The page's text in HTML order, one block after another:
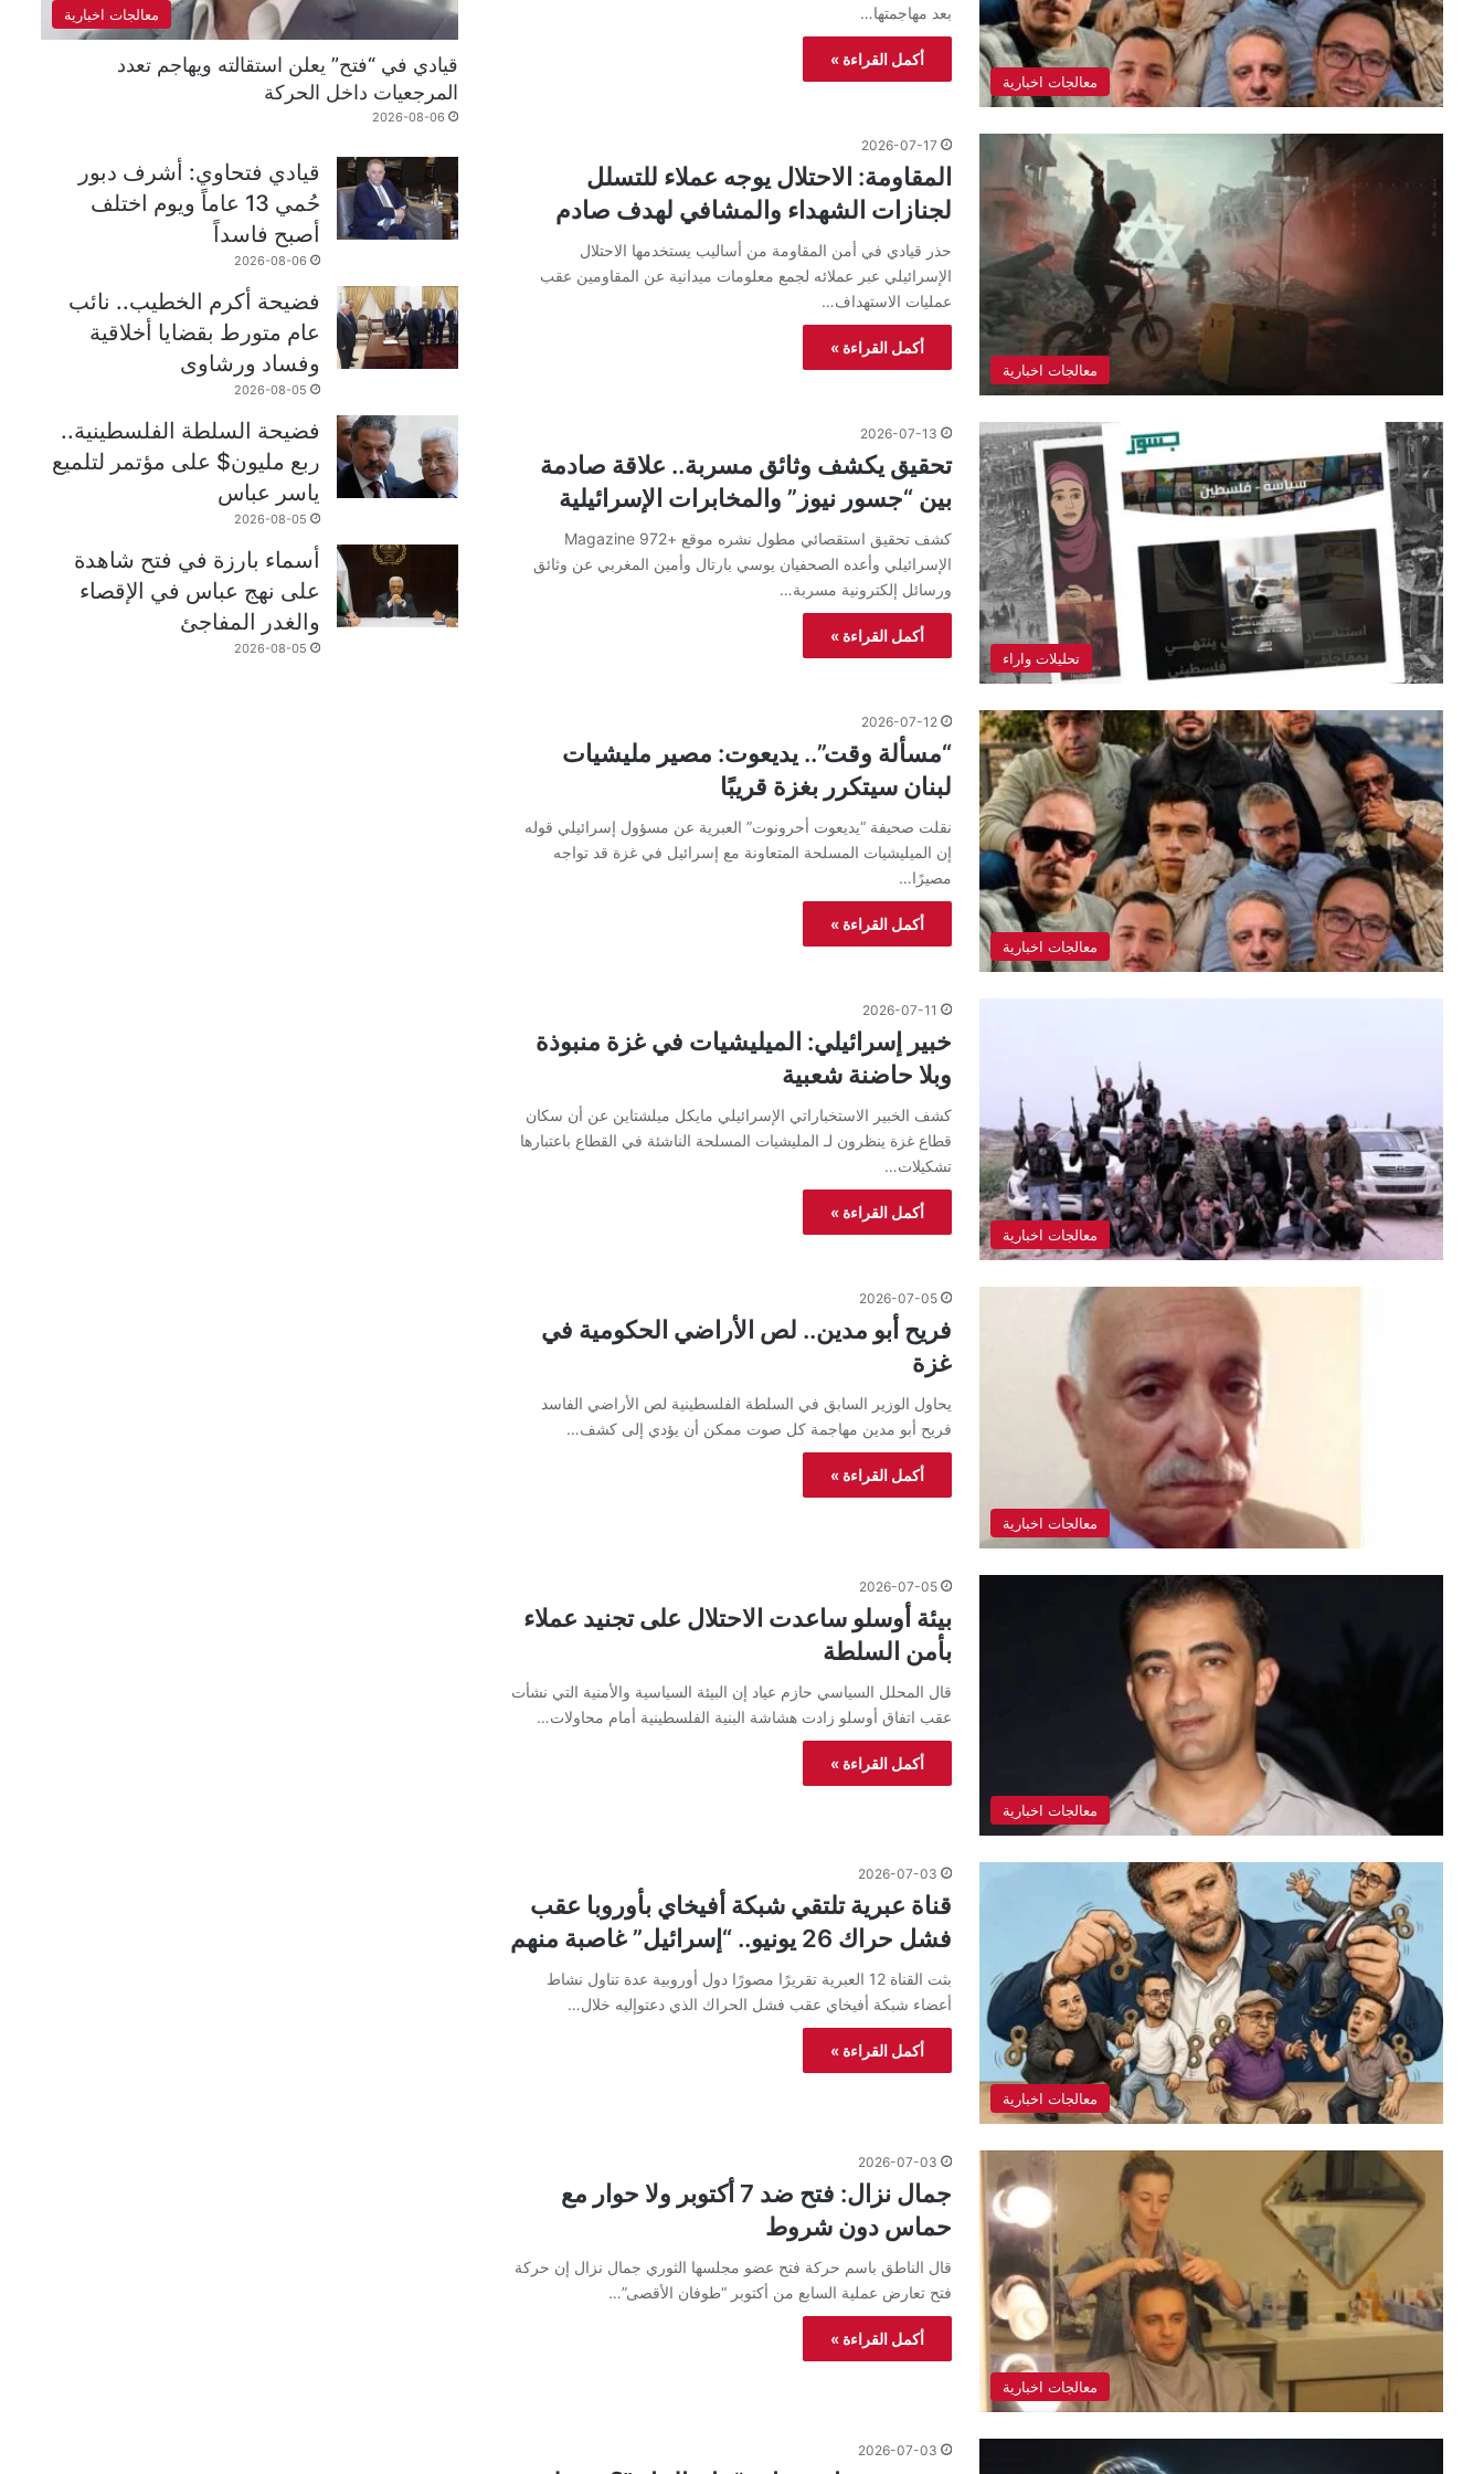
معالجات اخبارية
بعد مهاجمتها…
أكمل القراءة »
معالجات اخبارية
2026-07-17
المقاومة: الاحتلال يوجه عملاء للتسلل
لجنازات الشهداء والمشافي لهدف صادم
حذر قيادي في أمن المقاومة من أساليب يستخدمها الاحتلال
الإسرائيلي عبر عملائه لجمع معلومات ميدانية عن المقاومين عقب
عمليات الاستهداف…
أكمل القراءة »
تحليلات واراء
2026-07-13
تحقيق يكشف وثائق مسربة.. علاقة صادمة
بين “جسور نيوز” والمخابرات الإسرائيلية
كشف تحقيق استقصائي مطول نشره موقع +972 Magazine
الإسرائيلي وأعده الصحفيان يوسي بارتال وأمين المغربي عن وثائق
ورسائل إلكترونية مسربة…
أكمل القراءة »
معالجات اخبارية
2026-07-12
“مسألة وقت”.. يديعوت: مصير مليشيات
لبنان سيتكرر بغزة قريبًا
نقلت صحيفة “يديعوت أحرونوت” العبرية عن مسؤول إسرائيلي قوله
إن الميليشيات المسلحة المتعاونة مع إسرائيل في غزة قد تواجه
مصيرًا…
أكمل القراءة »
معالجات اخبارية
2026-07-11
خبير إسرائيلي: الميليشيات في غزة منبوذة
وبلا حاضنة شعبية
كشف الخبير الاستخباراتي الإسرائيلي مايكل ميلشتاين عن أن سكان
قطاع غزة ينظرون لـ المليشيات المسلحة الناشئة في القطاع باعتبارها
تشكيلات…
أكمل القراءة »
معالجات اخبارية
2026-07-05
فريح أبو مدين.. لص الأراضي الحكومية في
غزة
يحاول الوزير السابق في السلطة الفلسطينية لص الأراضي الفاسد
فريح أبو مدين مهاجمة كل صوت ممكن أن يؤدي إلى كشف…
أكمل القراءة »
معالجات اخبارية
2026-07-05
بيئة أوسلو ساعدت الاحتلال على تجنيد عملاء
بأمن السلطة
قال المحلل السياسي حازم عياد إن البيئة السياسية والأمنية التي نشأت
عقب اتفاق أوسلو زادت هشاشة البنية الفلسطينية أمام محاولات…
أكمل القراءة »
معالجات اخبارية
2026-07-03
قناة عبرية تلتقي شبكة أفيخاي بأوروبا عقب
فشل حراك 26 يونيو.. “إسرائيل” غاصبة منهم
بثت القناة 12 العبرية تقريرًا مصورًا دول أوروبية عدة تناول نشاط
أعضاء شبكة أفيخاي عقب فشل الحراك الذي دعتوإليه خلال…
أكمل القراءة »
معالجات اخبارية
2026-07-03
جمال نزال: فتح ضد 7 أكتوبر ولا حوار مع
حماس دون شروط
قال الناطق باسم حركة فتح عضو مجلسها الثوري جمال نزال إن حركة
فتح تعارض عملية السابع من أكتوبر “طوفان الأقصى”…
أكمل القراءة »
2026-07-03
معالجات اخبارية
قيادي في “فتح” يعلن استقالته ويهاجم تعدد
المرجعيات داخل الحركة
2026-08-06
قيادي فتحاوي: أشرف دبور
حُمي 13 عاماً ويوم اختلف
أصبح فاسداً
2026-08-06
فضيحة أكرم الخطيب.. نائب
عام متورط بقضايا أخلاقية
وفساد ورشاوى
2026-08-05
فضيحة السلطة الفلسطينية..
ربع مليون$ على مؤتمر لتلميع
ياسر عباس
2026-08-05
أسماء بارزة في فتح شاهدة
على نهج عباس في الإقصاء
والغدر المفاجئ
2026-08-05